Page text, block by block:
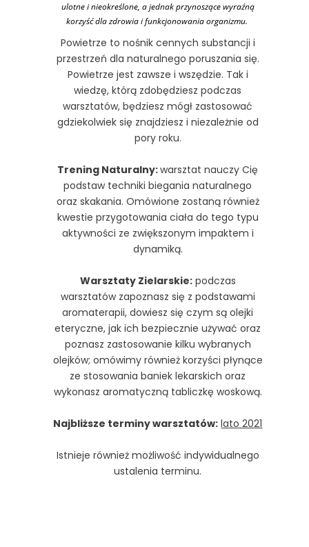
ulotne i nieokreślone, a jednak przynoszące wyraźną
korzyść dla zdrowia i funkcjonowania organizmu.
Powietrze to nośnik cennych substancji i
przestrzeń dla naturalnego poruszania się.
Powietrze jest zawsze i wszędzie. Tak i
wiedzę, którą zdobędziesz podczas
warsztatów, będziesz mógł zastosować
gdziekolwiek się znajdziesz i niezależnie od
pory roku.
Trening Naturalny:warsztat nauczy Cię
podstaw techniki biegania naturalnego
oraz skakania. Omówione zostaną również
kwestie przygotowania ciała do tego typu
aktywności ze zwiększonym impaktem i
dynamiką.
Warsztaty Zielarskie:podczas
warsztatów zapoznasz się z podstawami
aromaterapii, dowiesz się czym są olejki
eteryczne, jak ich bezpiecznie używać oraz
poznasz zastosowanie kilku wybranych
olejków; omówimy również korzyści płynące
ze stosowania baniek lekarskich oraz
wykonasz aromatyczną tabliczkę woskową.
Najbliższe terminy warsztatów: lato 2021
Istnieje również możliwość indywidualnego
ustalenia terminu.